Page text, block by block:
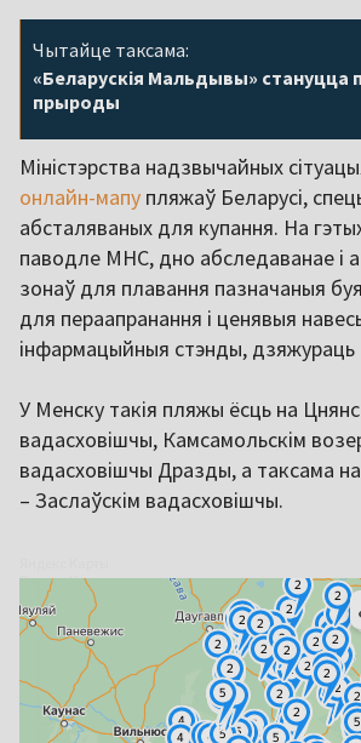
Чытайце таксама:
«Беларускія Мальдывы» стануцца
прыроды
Міністэрства надзвычайных
онлайн-мапу пляжаў Беларусі,
абсталяваных для купання. На
паводле МНС, дно абследаванае і
зонаў для плавання пазначаныя
для пераапранання і ценявыя
інфармацыйныя стэнды, дзяжураць
У Менску такія пляжы ёсць на
вадасховішчы, Камсамольскім
вадасховішчы Дразды, а таксама
– Заслаўскім вадасховішчы.
Яндекс Карты — транспорт, навигация, поиск мест